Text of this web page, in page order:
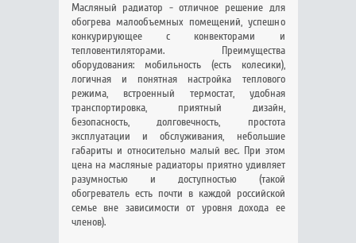
Масляный радиатор - отличное решение для
обогрева малообъемных помещений, успешно
конкурирующее с конвекторами и
тепловентиляторами. Преимущества
оборудования: мобильность (есть колесики),
логичная и понятная настройка теплового
режима, встроенный термостат, удобная
транспортировка, приятный дизайн,
безопасность, долговечность, простота
эксплуатации и обслуживания, небольшие
габариты и относительно малый вес. При этом
цена на масляные радиаторы приятно удивляет
разумностью и доступностью (такой
обогреватель есть почти в каждой российской
семье вне зависимости от уровня дохода ее
членов).